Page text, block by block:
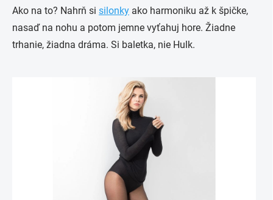
Ako na to? Nahrň si silonky ako harmoniku až k špičke,
nasaď na nohu a potom jemne vyťahuj hore. Žiadne
trhanie, žiadna dráma. Si baletka, nie Hulk.